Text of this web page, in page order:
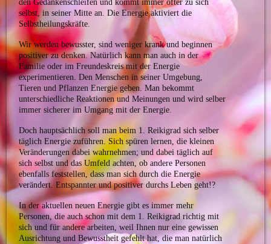
den Gedankenschleifen und kommt immer öfter zu sich
selbst, in seiner Mitte an. Die Energie aktiviert die
Selbstheilungskräfte.
Wir werden bewusster, sind weniger krank und beginnen
positiver zu denken.Natürlich kann man auch in der
Familie oder im Freundeskreis mit der Energie
experimentieren. Den Menschen in seiner Umgebung,
Tieren und Pflanzen Energie geben. Man bekommt
unterschiedliche Reaktionen und Meinungen und wird selber
immer sicherer im Umgang mit der Energie.
Doch hauptsächlich soll man beim 1. Reikigrad sich selber
täglich Energie zuführen. Sich spüren lernen, die kleinen
Veränderungen dabei wahrnehmen; und dabei täglich auf
sich selbst und das Umfeld achten, ob andere Personen
ebenfalls feststellen, dass man sich durch die Energie
verändert. Entspannter und positiver durchs Leben geht!?
In der aktuellen neuen Energie gibt es immer mehr
Personen, die auch schon mit dem 1. Reikigrad richtig mit
sich und für andere arbeiten, weil Ihnen nur eine gewissen
Ausrichtung und Bewusstheit gefehlt hat, die man natürlich